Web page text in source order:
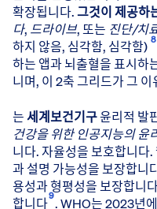
확장됩니다.그것이 제공하
다, 드라이브, 또는 진단/치
하지 않음, 심각함, 심각함) 8
하는 앱과 뇌출혈을 표시하
니며, 이 2축 그리드가 그 이
는세계보건기구윤리적 발
건강을 위한 인공지능의 윤
니다. 자율성을 보호합니다
과 설명 가능성을 보장합니
용성과 형평성을 보장합니
합니다9. WHO는 2023년